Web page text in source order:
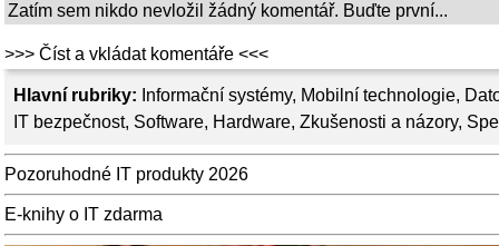
Hlavní rubriky: Informační systémy, Mobilní technologie,
IT bezpečnost, Software, Hardware, Zkušenosti a názory,
Pozoruhodné IT produkty 2026
E-knihy o IT zdarma
Zatím sem nikdo nevložil žádný komentář. Buďte první...
>>> Číst a vkládat komentáře <<<